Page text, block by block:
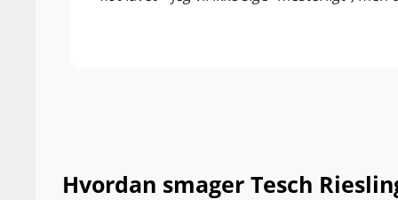
medlemskab
must-taste
Hvordan smager Tesch